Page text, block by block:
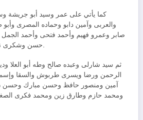
كما يأتي على عمر وسيد أبو جريشة
والعربى وآمين دابو وحماده المصرى
صابر وعمرو فهيم وأحمد فتحى وأحمد الجمل
حسن وشكرى نجيب هدفين لكلا منهم.
ثم سيد شارلى وعبده صالح وطه أبو العلا
الرحمن ورضا ويسرى طربوش والسقا
آمين ومنصور حافظ وحسن مبارك وحسن
ومحمد حازم وطارق زين ومحمد فكرى